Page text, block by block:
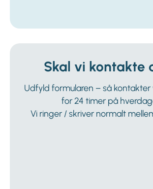
Skal vi kontakte
Udfyld formularen – så kontakter
for 24 timer på
Vi ringer / skriver normalt